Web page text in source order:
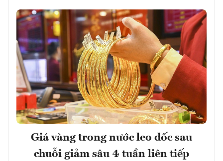
Giá vàng trong nước leo dốc sau
chuỗi giảm sâu 4 tuần liên tiếp